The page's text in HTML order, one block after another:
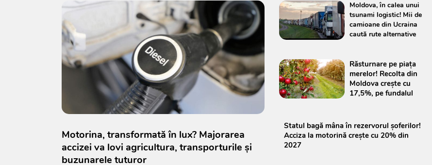
Motorina, transformată în lux? Majorarea
accizei va lovi agricultura, transporturile și
buzunarele tuturor
Moldova, în calea unui
tsunami logistic! Mii de
camioane din Ucraina
caută rute alternative
Răsturnare pe piața
merelor! Recolta din
Moldova crește cu
17,5%, pe fundalul
Statul bagă mâna în rezervorul șoferilor!
Acciza la motorină crește cu 20% din
2027